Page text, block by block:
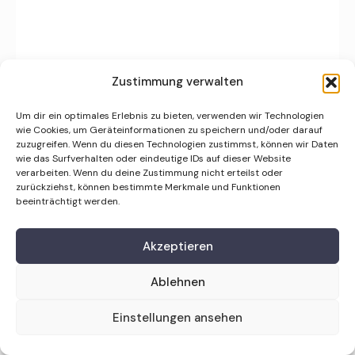
Zustimmung verwalten
Um dir ein optimales Erlebnis zu bieten, verwenden wir Technologien
wie Cookies, um Geräteinformationen zu speichern und/oder darauf
zuzugreifen. Wenn du diesen Technologien zustimmst, können wir Daten
wie das Surfverhalten oder eindeutige IDs auf dieser Website
verarbeiten. Wenn du deine Zustimmung nicht erteilst oder
zurückziehst, können bestimmte Merkmale und Funktionen
beeinträchtigt werden.
Akzeptieren
Ablehnen
Einstellungen ansehen
Events Partners Join Us Unsere Angebote
FAQs
Impressum Datenschutzerklärung